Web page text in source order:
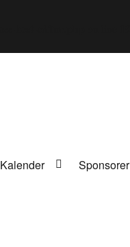
Kalender Sponsorer